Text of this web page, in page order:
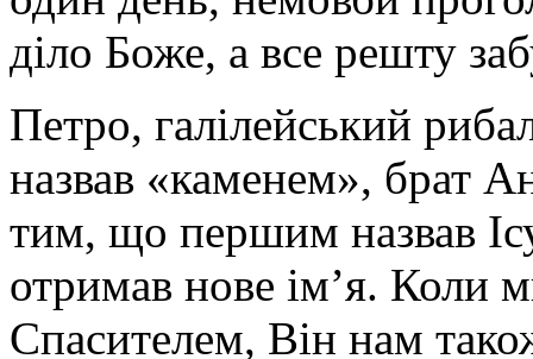
діло Боже, а все решту
Петро, галілейський
назвав «каменем», брат
тим, що першим назвав
отримав нове ім’я. Коли
Спасителем, Він нам